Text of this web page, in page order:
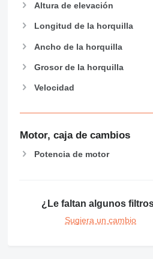
Altura de elevación
Longitud de la horquilla
Ancho de la horquilla
Grosor de la horquilla
Velocidad
Motor, caja de cambios
Potencia de motor
¿Le faltan algunos
Sugiera un cambio